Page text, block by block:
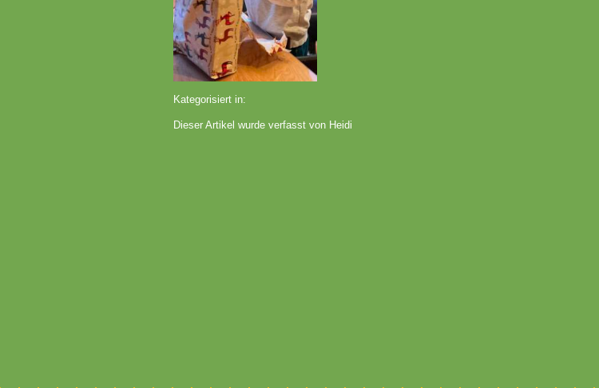
Kategorisiert in:
Dieser Artikel wurde verfasst von Heidi